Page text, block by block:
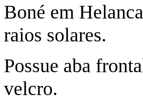
Boné em
raios solares.
Possue aba
velcro.